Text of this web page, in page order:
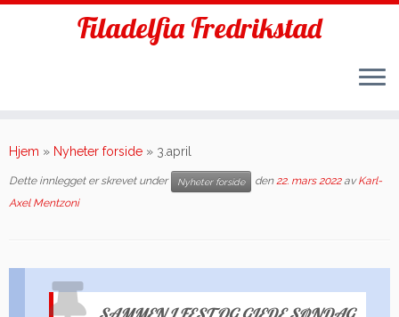
to
Filadelfia Fredrikstad
Hjem » Nyheter forside » 3.april
Dette innlegget er skrevet under Nyheter forside den22. mars 2022 avKarl-
Axel Mentzoni